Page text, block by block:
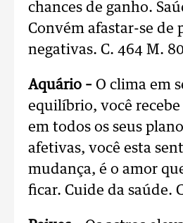
chances de ganho.
Convém afastar-se de
negativas. C. 464 M.
Aquário – O clima em
equilíbrio, você
em todos os seus
afetivas, você esta
mudança, é o amor
ficar. Cuide da saúde.